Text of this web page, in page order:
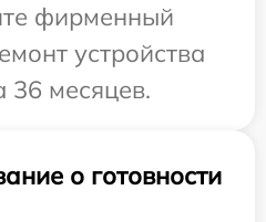
фирменный
устройства
36 месяцев.
о готовности